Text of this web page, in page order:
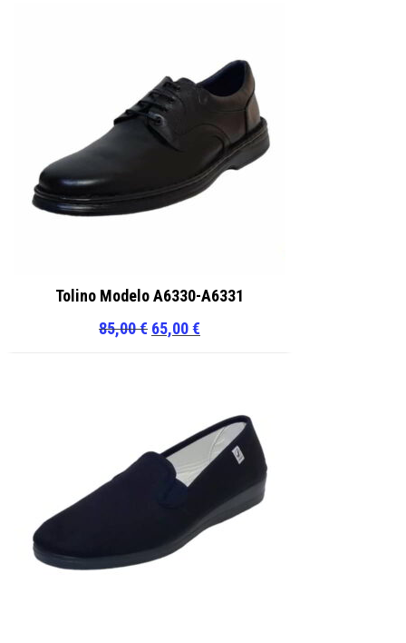
Tolino Modelo A6330-A6331
85,00€ El
85,00 €.
65,00€
65,00 €.